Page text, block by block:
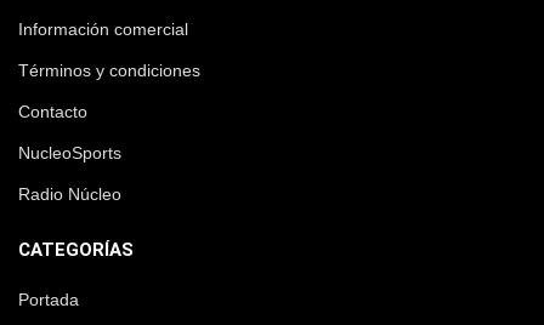
Información comercial
Términos y condiciones
Contacto
NucleoSports
Radio Núcleo
CATEGORÍAS
Portada